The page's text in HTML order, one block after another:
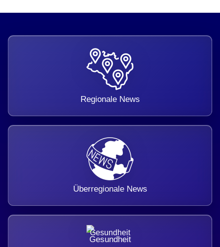
Regionale News
Überregionale News
Gesundheit